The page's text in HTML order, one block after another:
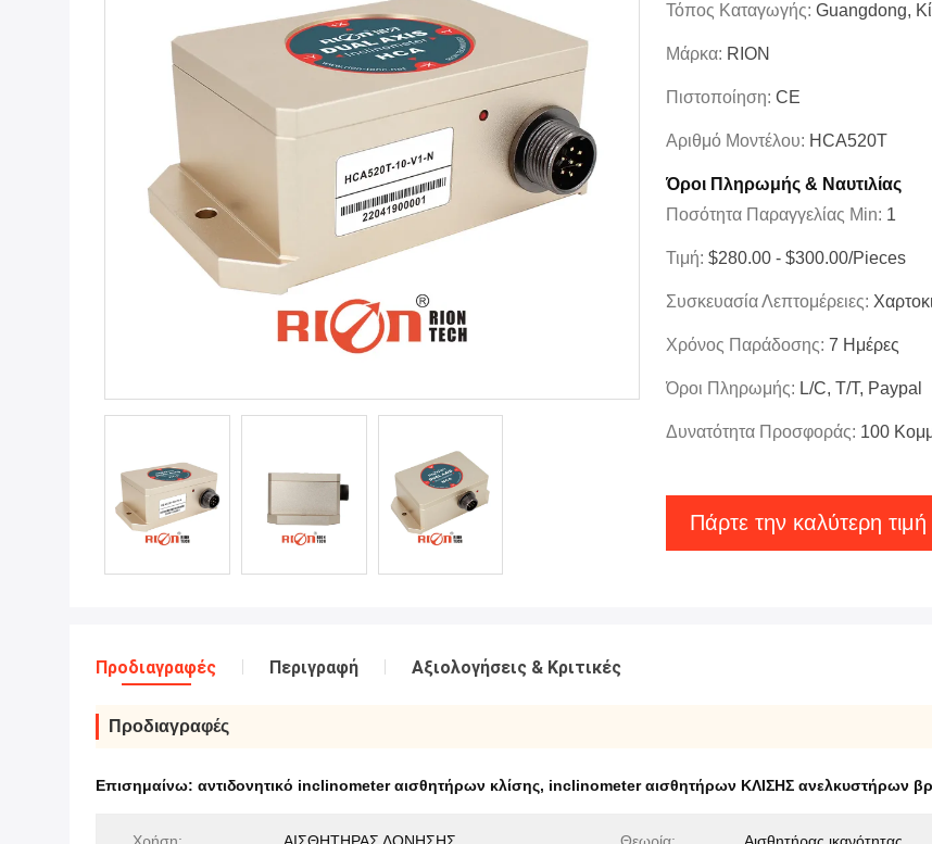
Τόπος Καταγωγής: Guangdong,
Μάρκα: RION
Πιστοποίηση: CE
Αριθμό Μοντέλου: HCA520T
Όροι Πληρωμής & Ναυτιλίας
Ποσότητα Παραγγελίας Min: 1
Τιμή: $280.00 - $300.00/Pieces
Συσκευασία Λεπτομέρειες:
Χρόνος Παράδοσης: 7 Ημέρες
Όροι Πληρωμής: L/C, T/T, Paypal
Δυνατότητα Προσφοράς: 100
Πάρτε την καλύτερη τιμή
Προδιαγραφές Περιγραφή Αξιολογήσεις & Κριτικές
Προδιαγραφές
Επισημαίνω: αντιδονητικό inclinometer αισθητήρων κλίσης, inclinometer αισθητήρων ΚΛΙΣΗΣ ανελκυστήρων